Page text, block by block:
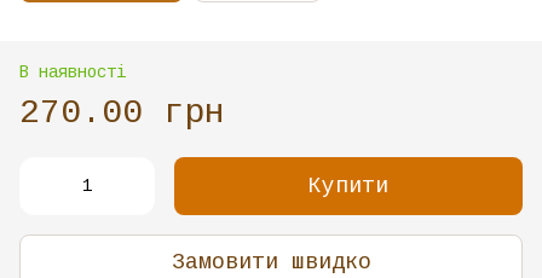
В наявності
270.00 грн
Купити
Замовити швидко